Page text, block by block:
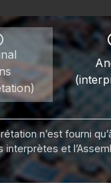
n’est fourni
et